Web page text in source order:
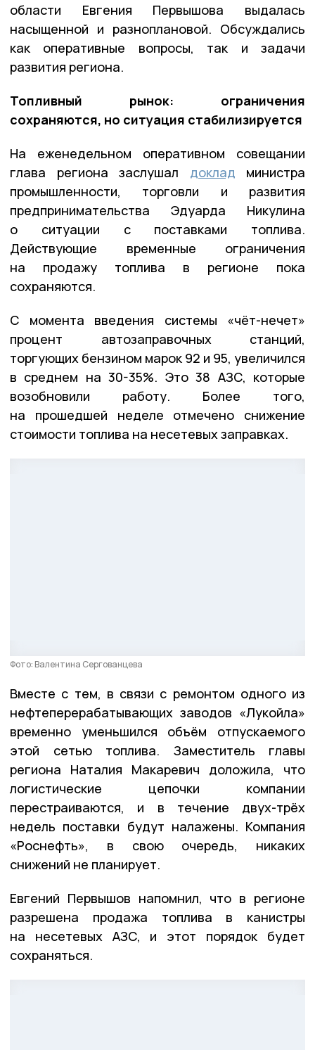
области Евгения Первышова выдалась
насыщенной и разноплановой. Обсуждались
как оперативные вопросы, так и задачи
развития региона.
Топливный рынок: ограничения
сохраняются, но ситуация стабилизируется
На еженедельном оперативном совещании
глава региона заслушал доклад министра
промышленности, торговли и развития
предпринимательства Эдуарда Никулина
о ситуации с поставками топлива.
Действующие временные ограничения
на продажу топлива в регионе пока
сохраняются.
С момента введения системы «чёт-нечет»
процент автозаправочных станций,
торгующих бензином марок 92 и 95, увеличился
в среднем на 30-35%. Это 38 АЗС, которые
возобновили работу. Более того,
на прошедшей неделе отмечено снижение
стоимости топлива на несетевых заправках.
Фото: Валентина Сергованцева
Вместе с тем, в связи с ремонтом одного из
нефтеперерабатывающих заводов «Лукойла»
временно уменьшился объём отпускаемого
этой сетью топлива. Заместитель главы
региона Наталия Макаревич доложила, что
логистические цепочки компании
перестраиваются, и в течение двух-трёх
недель поставки будут налажены. Компания
«Роснефть», в свою очередь, никаких
снижений не планирует.
Евгений Первышов напомнил, что в регионе
разрешена продажа топлива в канистры
на несетевых АЗС, и этот порядок будет
сохраняться.